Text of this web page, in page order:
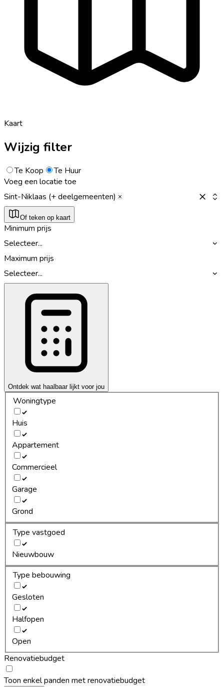
Kaart
Wijzig filter
Te Koop
Te Huur
Voeg een locatie toe
Sint-Niklaas (+ deelgemeenten)
Of teken op kaart
Minimum prijs
Selecteer...
Maximum prijs
Selecteer...
Ontdek wat haalbaar lijkt voor jou
Woningtype
Huis
Appartement
Commercieel
Garage
Grond
Type vastgoed
Nieuwbouw
Type bebouwing
Gesloten
Halfopen
Open
Renovatiebudget
Toon enkel panden met renovatiebudget